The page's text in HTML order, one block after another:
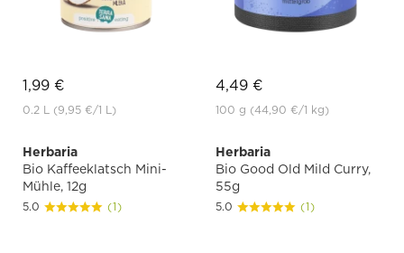
1,99 €
0.2 L (9,95 €/1 L)
4,49 €
100 g (44,90 €/1 kg)
Herbaria
Bio Kaffeeklatsch Mini-
Mühle, 12g
5.0 (1)
Herbaria
Bio Good Old Mild Curry,
55g
5.0 (1)